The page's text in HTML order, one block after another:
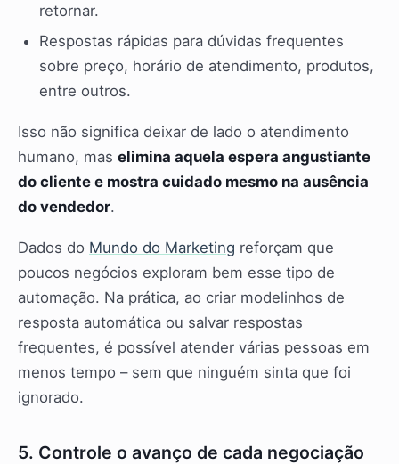
retornar.
Respostas rápidas para dúvidas frequentes
sobre preço, horário de atendimento, produtos,
entre outros.
Isso não significa deixar de lado o atendimento
humano, mas elimina aquela espera angustiante
do cliente e mostra cuidado mesmo na ausência
do vendedor.
Dados do Mundo do Marketing reforçam que
poucos negócios exploram bem esse tipo de
automação. Na prática, ao criar modelinhos de
resposta automática ou salvar respostas
frequentes, é possível atender várias pessoas em
menos tempo – sem que ninguém sinta que foi
ignorado.
5. Controle o avanço de cada negociação